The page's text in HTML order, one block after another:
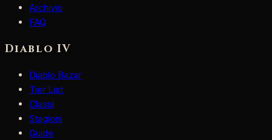
Archivio
FAQ
Diablo IV
Diablo Bazar
Tier List
Classi
Stagioni
Guide